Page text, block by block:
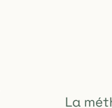
La